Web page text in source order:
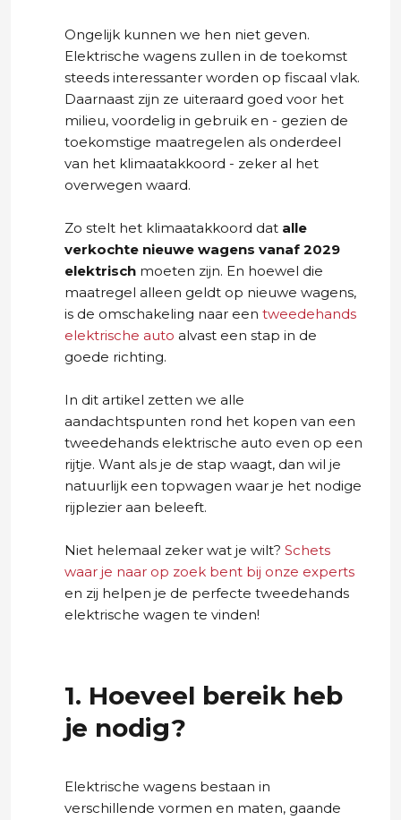
Ongelijk kunnen we hen niet geven.
Elektrische wagens zullen in de toekomst
steeds interessanter worden op fiscaal vlak.
Daarnaast zijn ze uiteraard goed voor het
milieu, voordelig in gebruik en - gezien de
toekomstige maatregelen als onderdeel
van het klimaatakkoord - zeker al het
overwegen waard.
Zo stelt het klimaatakkoord dat alle
verkochte nieuwe wagens vanaf 2029
elektrisch moeten zijn. En hoewel die
maatregel alleen geldt op nieuwe wagens,
is de omschakeling naar een tweedehands
elektrische auto alvast een stap in de
goede richting.
In dit artikel zetten we alle
aandachtspunten rond het kopen van een
tweedehands elektrische auto even op een
rijtje. Want als je de stap waagt, dan wil je
natuurlijk een topwagen waar je het nodige
rijplezier aan beleeft.
Niet helemaal zeker wat je wilt? Schets
waar je naar op zoek bent bij onze experts
en zij helpen je de perfecte tweedehands
elektrische wagen te vinden!
1. Hoeveel bereik heb
je nodig?
Elektrische wagens bestaan in
verschillende vormen en maten, gaande